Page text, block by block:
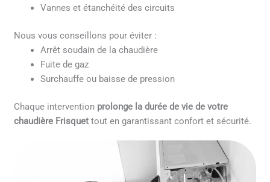
Vannes et étanchéité des circuits
Nous vous conseillons pour éviter :
Arrêt soudain de la chaudière
Fuite de gaz
Surchauffe ou baisse de pression
Chaque intervention prolonge la durée de vie de votre
chaudière Frisquet tout en garantissant confort et sécurité.